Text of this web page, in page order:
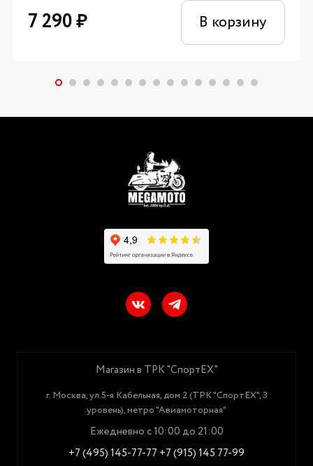
7 290₽ В корзину
Магазин в ТРК "СпортЕХ"
г. Москва, ул.5-я Кабельная, дом 2 (ТРК "СпортЕХ", 3
уровень), метро "Авиамоторная"
Ежедневно с 10:00 до 21:00
+7 (495) 145-77-77 +7 (915) 145 77-99